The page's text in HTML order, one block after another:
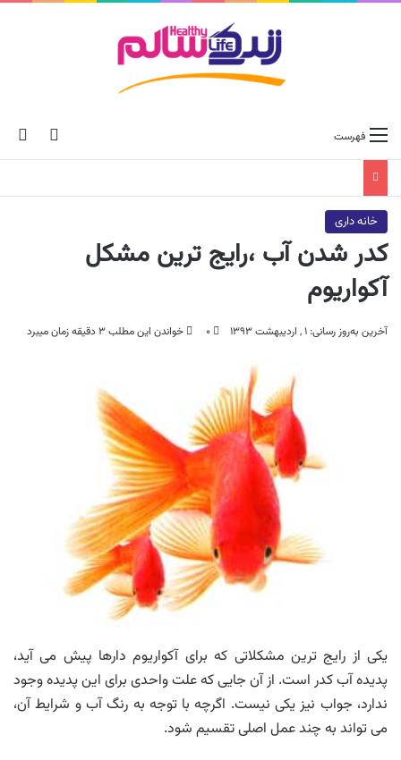
skin فهرست
خانه داری
کدر شدن آب ،رایج ترین مشکل
آکواریوم
آخرین به‌روز رسانی: ۱ , اردیبهشت ۱۳۹۳ ۰ خواندن این مطلب ۳ دقیقه زمان میبرد
یکی از رایج ترین مشکلاتی که برای آکواریوم دارها پیش می آید،
پدیده آب کدر است. از آن جایی که علت واحدی برای این پدیده وجود
ندارد، جواب نیز یکی نیست. اگرچه با توجه به رنگ آب و شرایط آن،
می تواند به چند عمل اصلی تقسیم شود.